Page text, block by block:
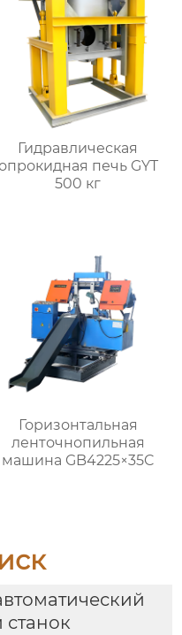
Гидравлическая
печь GYT
500 кг
Горизонтальная
ленточнопильная
машина GB4225×35C